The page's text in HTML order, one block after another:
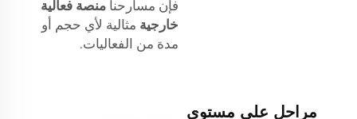
فإن مسارحنا منصة فعالية
خارجية مثالية لأي حجم أو
مدة من الفعاليات.
مراحل على مستوى